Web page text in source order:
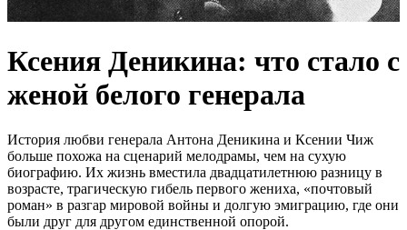
Ксения Деникина: что стало с
женой белого генерала
История любви генерала Антона Деникина и Ксении Чиж
больше похожа на сценарий мелодрамы, чем на сухую
биографию. Их жизнь вместила двадцатилетнюю разницу в
возрасте, трагическую гибель первого жениха, «почтовый
роман» в разгар мировой войны и долгую эмиграцию, где они
были друг для другом единственной опорой.